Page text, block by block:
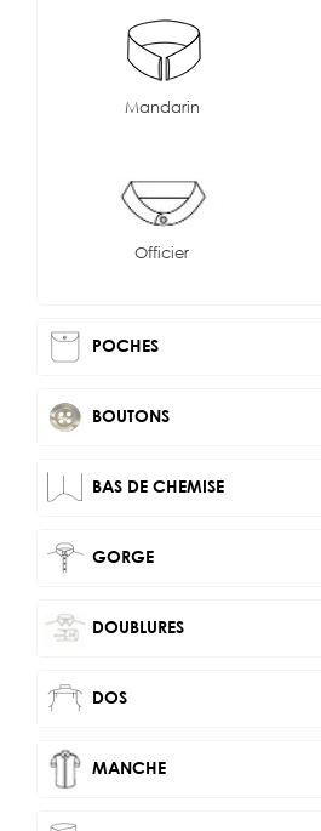
Mandarin
Officier
POCHES
BOUTONS
BAS DE CHEMISE
GORGE
DOUBLURES
DOS
MANCHE